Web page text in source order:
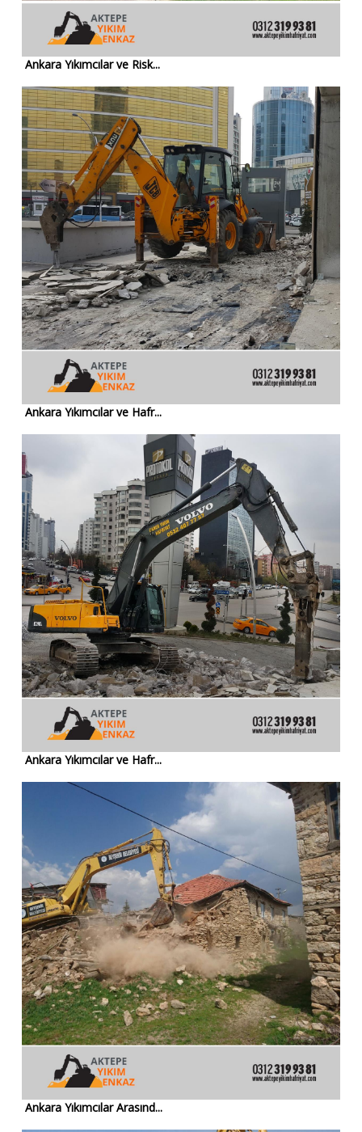
Ankara Yıkımcılar ve Risk...
Ankara Yıkımcılar ve Hafr...
Ankara Yıkımcılar ve Hafr...
Ankara Yıkımcılar Arasınd...